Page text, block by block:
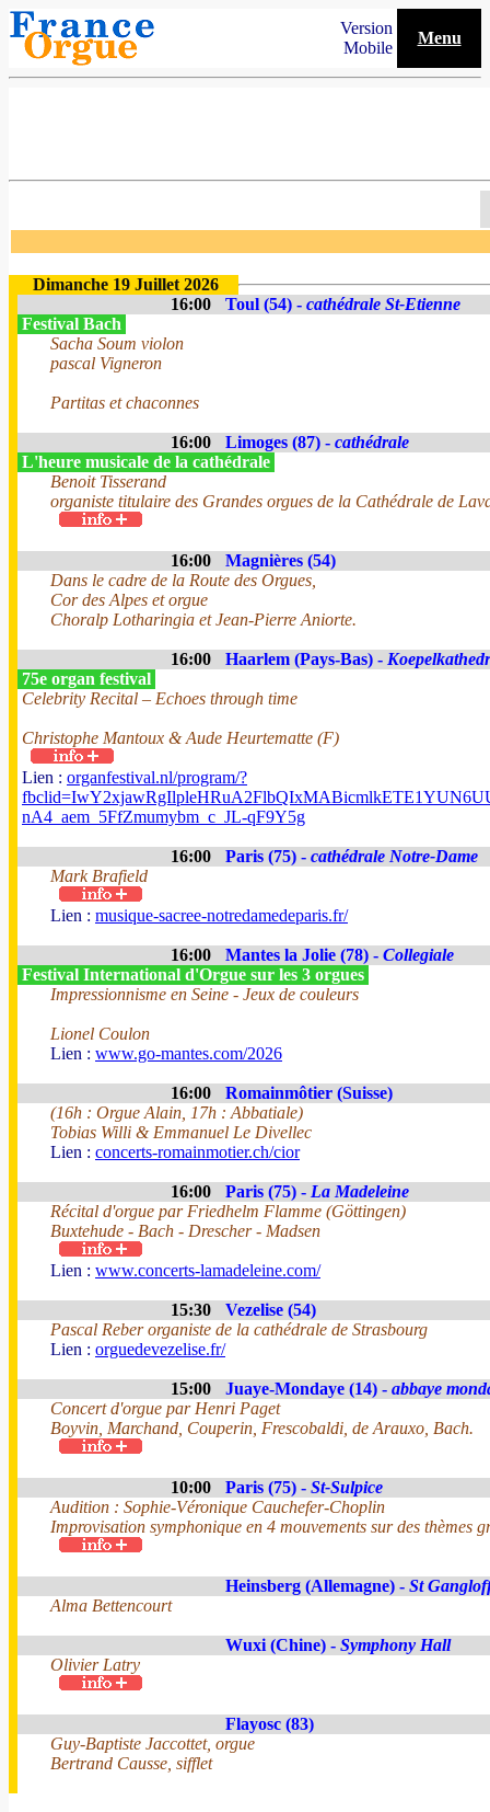
Version
Mobile
Menu
Dimanche 19 Juillet 2026
16:00
Toul (54) - cathédrale St-Etienne
Festival Bach
Sacha Soum violon
pascal Vigneron
Partitas et chaconnes
16:00 Limoges (87) - cathédrale
L'heure musicale de la cathédrale
Benoit Tisserand
organiste titulaire des Grandes orgues de la Cathédrale de
16:00
Magnières (54)
Dans le cadre de la Route des Orgues,
Cor des Alpes et orgue
Choralp Lotharingia et Jean-Pierre Aniorte.
16:00 Haarlem (Pays-Bas) -
75e organ festival
Celebrity Recital – Echoes through time
Christophe Mantoux & Aude Heurtematte (F)
Lien : organfestival.nl/program/?
nA4_aem_5FfZmumybm_c_JL-qF9Y5g
16:00 Paris (75) - cathédrale Notre-Dame
Mark Brafield
Lien : musique-sacree-notredamedeparis.fr/
16:00 Mantes la Jolie (78) - Collegiale
Festival International d'Orgue sur les 3 orgues
Impressionnisme en Seine - Jeux de couleurs
Lionel Coulon
Lien : www.go-mantes.com/2026
16:00
Romainmôtier (Suisse)
(16h : Orgue Alain, 17h : Abbatiale)
Tobias Willi & Emmanuel Le Divellec
Lien : concerts-romainmotier.ch/cior
16:00 Paris (75) - La Madeleine
Récital d'orgue par Friedhelm Flamme (Göttingen)
Buxtehude - Bach - Drescher - Madsen
Lien : www.concerts-lamadeleine.com/
15:30
Vezelise (54)
Pascal Reber organiste de la cathédrale de Strasbourg
Lien : orguedevezelise.fr/
15:00 Juaye-Mondaye (14) - abbaye
Concert d'orgue par Henri Paget
Boyvin, Marchand, Couperin, Frescobaldi, de Arauxo, Bach.
10:00 Paris (75) - St-Sulpice
Audition : Sophie-Véronique Cauchefer-Choplin
Improvisation symphonique en 4 mouvements sur des thèmes
Heinsberg (Allemagne) - St
Alma Bettencourt
Wuxi (Chine) - Symphony Hall
Olivier Latry
Flayosc (83)
Guy-Baptiste Jaccottet, orgue
Bertrand Causse, sifflet